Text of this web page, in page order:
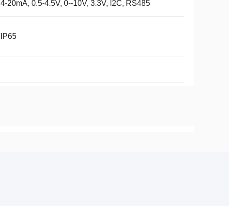
4-20mA, 0.5-4.5V, 0--10V, 3.3V, I2C, RS485
IP65